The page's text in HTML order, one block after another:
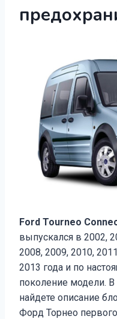
Ford Tourneo
выпускался в 2002,
2008, 2009, 2010,
2013 года и по
поколение модели.
найдете описание
Форд Торнео